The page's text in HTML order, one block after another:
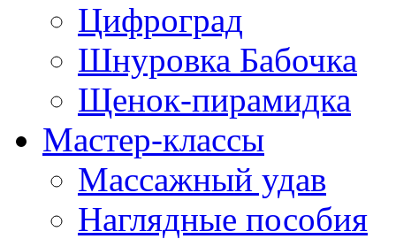
Цифроград
Шнуровка Бабочка
Щенок-пирамидка
Мастер-классы
Массажный удав
Наглядные пособия